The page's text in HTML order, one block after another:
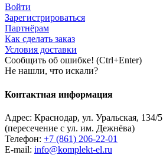
Войти
Зарегистрироваться
Партнёрам
Как сделать заказ
Условия доставки
Сообщить об ошибке! (Ctrl+Enter)
Не нашли, что искали?
Контактная информация
Адрес: Краснодар, ул. Уральская, 134/5
(пересечение с ул. им. Дежнёва)
Телефон: +7 (861) 206-22-01
E-mail: info@komplekt-el.ru